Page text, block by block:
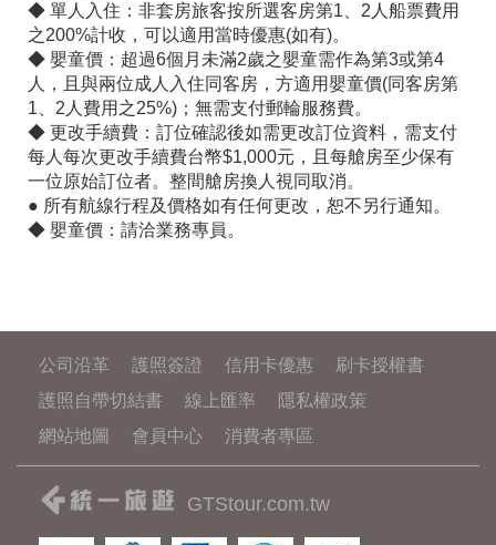
◆ 單人入住：非套房旅客按所選客房第1、2人船票費用
之200%計收，可以適用當時優惠(如有)。
◆ 嬰童價：超過6個月未滿2歲之嬰童需作為第3或第4
人，且與兩位成人入住同客房，方適用嬰童價(同客房第
1、2人費用之25%)；無需支付郵輪服務費。
◆ 更改手續費：訂位確認後如需更改訂位資料，需支付
每人每次更改手續費台幣$1,000元，且每艙房至少保有
一位原始訂位者。整間艙房換人視同取消。
● 所有航線行程及價格如有任何更改，恕不另行通知。
◆ 嬰童價：請洽業務專員。
公司沿革 護照簽證 信用卡優惠
刷卡授權書
護照自帶切結書
線上匯率
隱私權政策
網站地圖
會員中心 消費者專區
GTStour.com.tw